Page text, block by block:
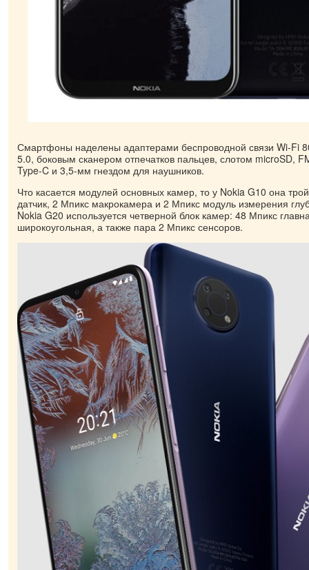
Смартфоны наделены адаптерами беспроводной связи Wi-Fi
5.0, боковым сканером отпечатков пальцев, слотом microSD,
Type-C и 3,5-мм гнездом для наушников.
Что касается модулей основных камер, то у Nokia G10 она
датчик, 2 Мпикс макрокамера и 2 Мпикс модуль измерения
Nokia G20 используется четверной блок камер: 48 Мпикс
широкоугольная, а также пара 2 Мпикс сенсоров.